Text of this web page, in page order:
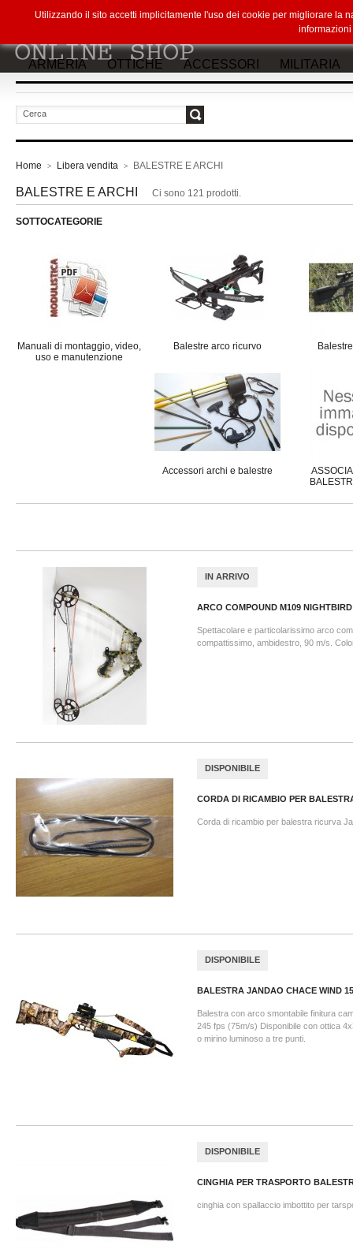
ARMERIA OTTICHE ACCESSORI MILITARIA
Home > Libera vendita > BALESTRE E ARCHI
BALESTRE E ARCHI Ci sono 121 prodotti.
SOTTOCATEGORIE
Manuali di montaggio, video,
uso e manutenzione
Balestre arco ricurvo
Accessori archi e balestre
IN ARRIVO
ARCO COMPOUND M109
Spettacolare e particolarissimo arco
compattissimo, ambidestro, 90 m/s.
DISPONIBILE
CORDA DI RICAMBIO PER
Corda di ricambio per balestra ricurva
DISPONIBILE
BALESTRA JANDAO CHACE WIND
Balestra con arco smontabile finitura
245 fps (75m/s) Disponibile con ottica
o mirino luminoso a tre punti.
DISPONIBILE
CINGHIA PER TRASPORTO
cinghia con spallaccio imbottito per
Utilizzando il sito accetti implicitamente l'uso dei cookie per migliorare la
informazioni